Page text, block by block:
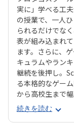
実に」学べる工
の授業で、一人
られるだけでな
表が組み込まれ
ます。さらに、
キュラムやラン
継続を後押し。
る本格的なゲー
から高校生まで
対策にも直結す
キルを身につけ
続きを読む